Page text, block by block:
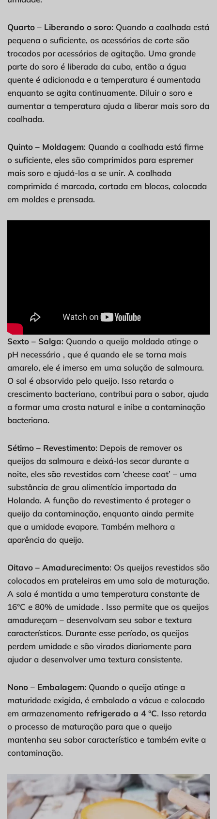
Quarto – Liberando o soro: Quando a coalhada está
pequena o suficiente, os acessórios de corte são
trocados por acessórios de agitação. Uma grande
parte do soro é liberada da cuba, então a água
quente é adicionada e a temperatura é aumentada
enquanto se agita continuamente. Diluir o soro e
aumentar a temperatura ajuda a liberar mais soro da
coalhada.
Quinto – Moldagem: Quando a coalhada está firme
o suficiente, eles são comprimidos para espremer
mais soro e ajudá-los a se unir. A coalhada
comprimida é marcada, cortada em blocos, colocada
em moldes e prensada.
Sexto – Salga: Quando o queijo moldado atinge o
pH necessário , que é quando ele se torna mais
amarelo, ele é imerso em uma solução de salmoura.
O sal é absorvido pelo queijo. Isso retarda o
crescimento bacteriano, contribui para o sabor, ajuda
a formar uma crosta natural e inibe a contaminação
bacteriana.
Sétimo – Revestimento: Depois de remover os
queijos da salmoura e deixá-los secar durante a
noite, eles são revestidos com ‘cheese coat’ – uma
substância de grau alimentício importada da
Holanda. A função do revestimento é proteger o
queijo da contaminação, enquanto ainda permite
que a umidade evapore. Também melhora a
aparência do queijo.
Oitavo – Amadurecimento: Os queijos revestidos são
colocados em prateleiras em uma sala de maturação.
A sala é mantida a uma temperatura constante de
16°C e 80% de umidade . Isso permite que os queijos
amadureçam – desenvolvam seu sabor e textura
característicos. Durante esse período, os queijos
perdem umidade e são virados diariamente para
ajudar a desenvolver uma textura consistente.
Nono – Embalagem: Quando o queijo atinge a
maturidade exigida, é embalado a vácuo e colocado
em armazenamento refrigerado a 4 °C. Isso retarda
o processo de maturação para que o queijo
mantenha seu sabor característico e também evite a
contaminação.